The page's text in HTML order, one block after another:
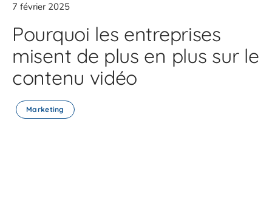
7 février 2025
Pourquoi les entreprises
misent de plus en plus sur le
contenu vidéo
Marketing